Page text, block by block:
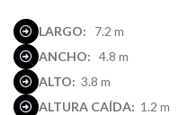
LARGO: 7.2 m
ANCHO: 4.8 m
ALTO: 3.8 m
ALTURA CAÍDA: 1.2 m